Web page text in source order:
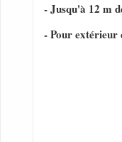
- Jusqu'à 12 m
- Pour extérieur